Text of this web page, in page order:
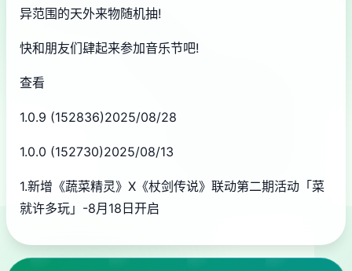
异范围的天外来物随机抽!
快和朋友们肆起来参加音乐节吧!
查看
1.0.9 (152836)2025/08/28
1.0.0 (152730)2025/08/13
1.新增《蔬菜精灵》X《杖剑传说》联动第二期活动「菜
就许多玩」-8月18日开启